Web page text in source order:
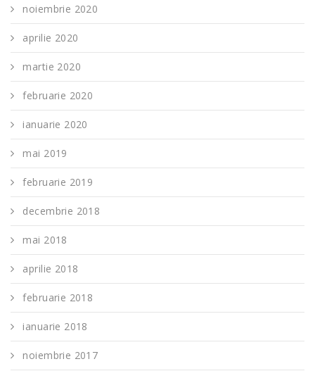
noiembrie 2020
aprilie 2020
martie 2020
februarie 2020
ianuarie 2020
mai 2019
februarie 2019
decembrie 2018
mai 2018
aprilie 2018
februarie 2018
ianuarie 2018
noiembrie 2017